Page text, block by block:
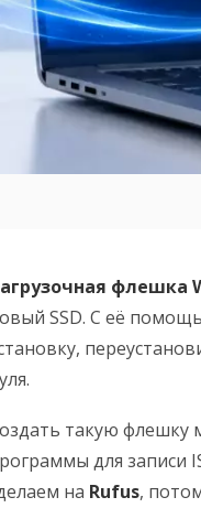
флешка
SSD. С её
такую флешку
для записи
на Rufus,